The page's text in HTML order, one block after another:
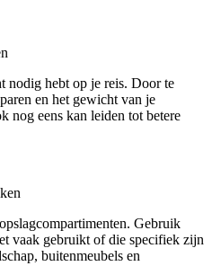
nodig hebt op je reis. Door te
en het gewicht van je
nog eens kan leiden tot betere
Gebruik
vaak gebruikt of die specifiek zijn
buitenmeubels en